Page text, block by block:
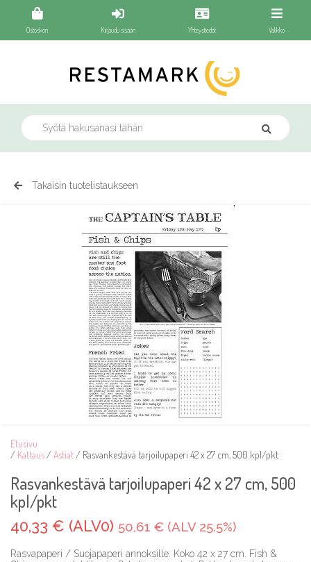
Takaisin tuotelistaukseen
Etusivu
/ Kattaus /Astiat / Rasvankestävä tarjoilupaperi 42 x 27 cm, 500 kpl/pkt
Rasvankestävä tarjoilupaperi 42 x 27 cm, 500
kpl/pkt
40,33 € (ALV0) 50,61 € (ALV 25.5%)
Rasvapaperi / Suojapaperi annoksille. Koko 42 x 27 cm. Fish &
Ostoskori Kirjaudu sisään Yhteystiedot Valikko